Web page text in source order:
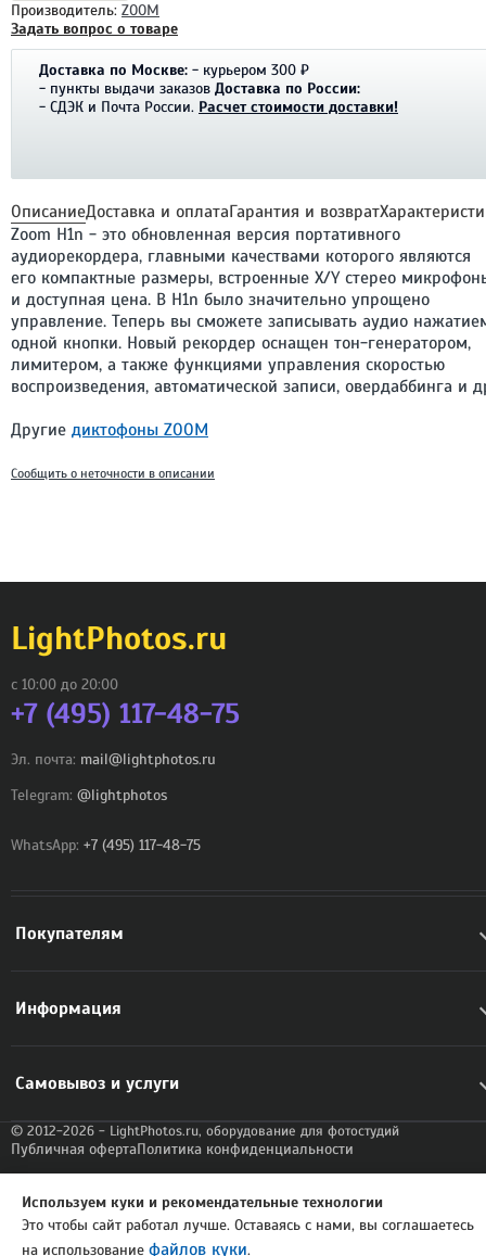
Производитель: ZOOM
Задать вопрос о товаре
Доставка по Москве: - курьером 300 ₽
- пункты выдачи заказов Доставка по России:
- СДЭК и Почта России. Расчет стоимости доставки!
ОписаниеДоставка и оплатаГарантия и возврат
Zoom H1n - это обновленная версия портативного
аудиорекордера, главными качествами которого являются
его компактные размеры, встроенные X/Y стерео
и доступная цена. В H1n было значительно упрощено
управление. Теперь вы сможете записывать аудио
одной кнопки. Новый рекордер оснащен тон-генератором,
лимитером, а также функциями управления скоростью
воспроизведения, автоматической записи, овердаббинга и
Другие диктофоны ZOOM
Сообщить о неточности в описании
LightPhotos.ru
с 10:00 до 20:00
+7 (495) 117-48-75
Эл. почта: mail@lightphotos.ru
Telegram: @lightphotos
WhatsApp: +7 (495) 117-48-75
Покупателям
Информация
Самовывоз и услуги
© 2012-2026 - LightPhotos.ru, оборудование для фотостудий
Публичная офертаПолитика конфиденциальности
Используем куки и рекомендательные технологии
Это чтобы сайт работал лучше. Оставаясь с нами, вы соглашаетесь
на использование файлов куки.